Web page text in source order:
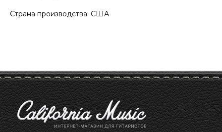
Страна производства: США